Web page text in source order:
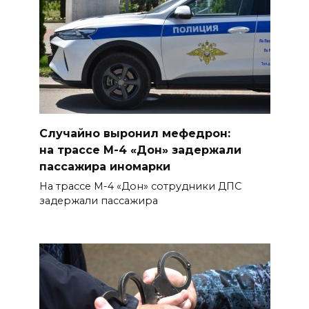
жителей Ростовской области
с Днем физкультурника
08 августа 2026 10:49
Ростовчане оказались среди
эвакуированных с пляжа в
Новороссийске
08 августа 2026 10:40
В Ростовской области
ликвидировали 16
08 августа 2026 10:35
В Ростовской области
Случайно выронил мефедрон:
на трассе М-4 «Дон» задержали
пассажира иномарки
На трассе М-4 «Дон» сотрудники ДПС
задержали пассажира